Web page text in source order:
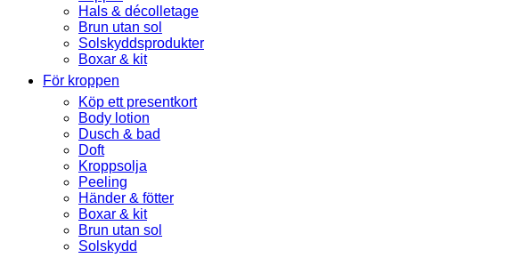
Hals & décolletage
Brun utan sol
Solskyddsprodukter
Boxar & kit
För kroppen
Köp ett presentkort
Body lotion
Dusch & bad
Doft
Kroppsolja
Peeling
Händer & fötter
Boxar & kit
Brun utan sol
Solskydd